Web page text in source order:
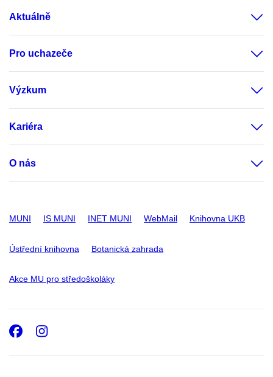
Aktuálně
Pro uchazeče
Výzkum
Kariéra
O nás
MUNI IS MUNI INET MUNI WebMail Knihovna UKB
Ústřední knihovna Botanická zahrada
Akce MU pro středoškoláky
Facebook
Instagram